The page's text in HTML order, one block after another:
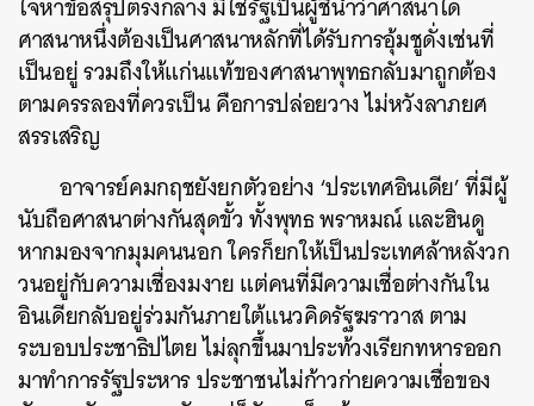
ศาสนาหนึ่งต้องเป็นศาสนาหลักที่ได้รับการอุ้มชูดั่งเช่นที่
เป็นอยู่ รวมถึงให้แก่นแท้ของศาสนาพุทธกลับมาถูกต้อง
ตามครรลองที่ควรเป็น คือการปล่อยวาง ไม่หวังลาภยศ
สรรเสริญ
อาจารย์คมกฤชยังยกตัวอย่าง ‘ประเทศอินเดีย’ ที่มีผู้
นับถือศาสนาต่างกันสุดขั้ว ทั้งพุทธ พราหมณ์ และฮินดู
หากมองจากมุมคนนอก ใครก็ยกให้เป็นประเทศล้าหลังวก
วนอยู่กับความเชื่องมงาย แต่คนที่มีความเชื่อต่างกันใน
อินเดียกลับอยู่ร่วมกันภายใต้แนวคิดรัฐฆราวาส ตาม
ระบอบประชาธิปไตย ไม่ลุกขึ้นมาประท้วงเรียกทหารออก
มาทำการรัฐประหาร ประชาชนไม่ก้าวก่ายความเชื่อของ